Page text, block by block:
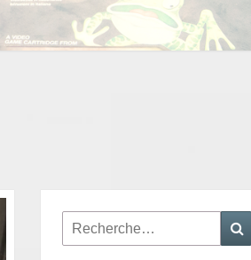
Rechercher :